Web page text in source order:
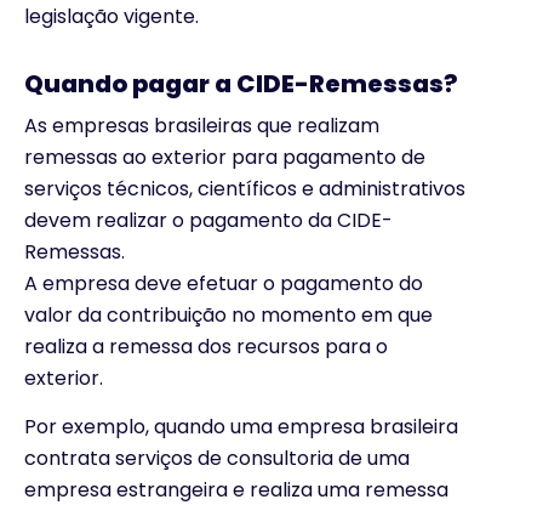
legislação vigente.
Quando pagar a CIDE-Remessas?
As empresas brasileiras que realizam
remessas ao exterior para pagamento de
serviços técnicos, científicos e administrativos
devem realizar o pagamento da CIDE-
Remessas.
A empresa deve efetuar o pagamento do
valor da contribuição no momento em que
realiza a remessa dos recursos para o
exterior.
Por exemplo, quando uma empresa brasileira
contrata serviços de consultoria de uma
empresa estrangeira e realiza uma remessa